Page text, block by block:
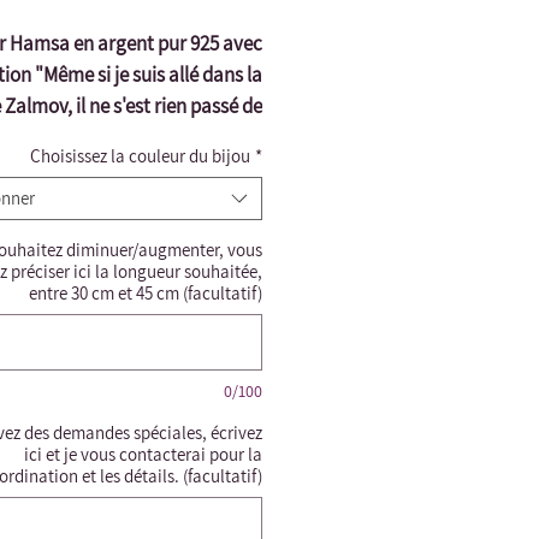
Hamsa en argent pur 925 avec
"Même si je suis allé dans la
il ne s'est rien passé de
toutes les langues Peut être
gravé selon votre demande.
dans la salle de bain d'un
point de vue halakhique*
Choisissez la couleur du bijou *
diminuer/augmenter, vous
préciser ici la longueur souhaitée,
entre 30 cm et 45 cm (facultatif)
0/100
des demandes spéciales, écrivez
ici et je vous contacterai pour la
et les détails. (facultatif)